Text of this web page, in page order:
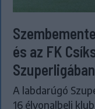
és az FK
Szuperligában
A labdarúgó
16 élvonalbeli